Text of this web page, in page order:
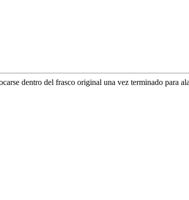
dentro del frasco original una vez terminado para